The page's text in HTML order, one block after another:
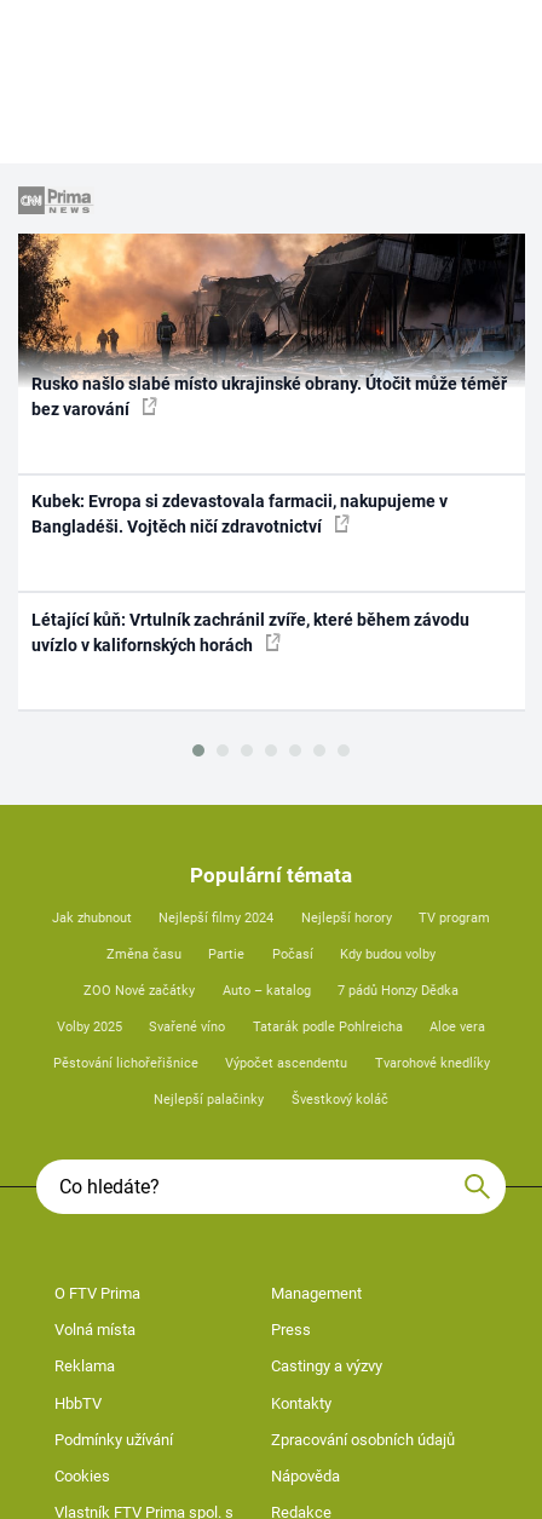
Rusko našlo slabé místo ukrajinské obrany. Útočit může téměř
bez varování
Kubek: Evropa si zdevastovala farmacii, nakupujeme v
Bangladéši. Vojtěch ničí zdravotnictví
Létající kůň: Vrtulník zachránil zvíře, které během závodu
uvízlo v kalifornských horách
Populární témata
Jak zhubnout Nejlepší filmy 2024 Nejlepší horory TV program
Změna času Partie Počasí Kdy budou volby
ZOO Nové začátky Auto – katalog 7 pádů Honzy Dědka
Volby 2025 Svařené víno Tatarák podle Pohlreicha Aloe vera
Pěstování lichořeřišnice Výpočet ascendentu Tvarohové knedlíky
Nejlepší palačinky Švestkový koláč
O FTV Prima Management
Volná místa Press
Reklama Castingy a výzvy
HbbTV Kontakty
Podmínky užívání Zpracování osobních údajů
Cookies Nápověda
Vlastník FTV Prima spol. s Redakce